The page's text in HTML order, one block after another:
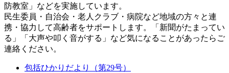
防教室」などを実施しています。
民生委員・自治会・老人クラブ・病院など地域の方々と連
携・協力して高齢者をサポートします。「新聞がたまってい
る」「大声や叩く音がする」など気になることがあったらご
連絡ください。
包括ひかりだより（第29号）